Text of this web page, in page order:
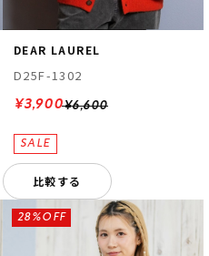
DEAR LAUREL
D25F-1302
¥6,600
¥3,900
比較する
28%OFF